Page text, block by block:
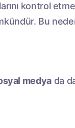
kontrol
Bu
medyada